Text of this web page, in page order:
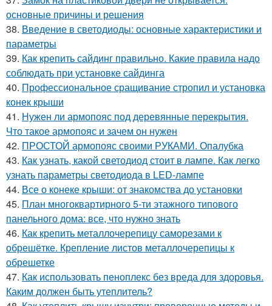
основные причины и решения
38. Введение в светодиоды: основные характеристики и
параметры
39. Как крепить сайдинг правильно. Какие правила надо
соблюдать при установке сайдинга
40. Профессиональное сращивание стропил и установка
конек крыши
41. Нужен ли армопояс под деревянные перекрытия.
Что такое армопояс и зачем он нужен
42. ПРОСТОЙ армопояс своими РУКАМИ. Опалубка
43. Как узнать, какой светодиод стоит в лампе. Как легко
узнать параметры светодиода в LED-лампе
44. Все о конеке крыши: от знакомства до установки
45. План многоквартирного 5-ти этажного типового
панельного дома: все, что нужно знать
46. Как крепить металлочерепицу саморезами к
обрешётке. Крепление листов металлочерепицы к
обрешетке
47. Как использовать пеноплекс без вреда для здоровья.
Каким должен быть утеплитель?